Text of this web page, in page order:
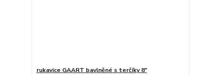
rukavice GAART bavlněné s terčíky 8"